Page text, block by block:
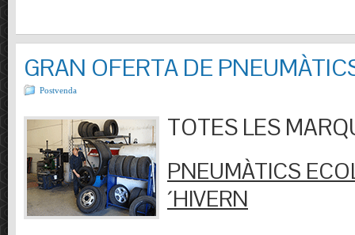
GRAN OFERTA DE
Postvenda
TOTES LES
PNEUMÀTICS
´HIVERN